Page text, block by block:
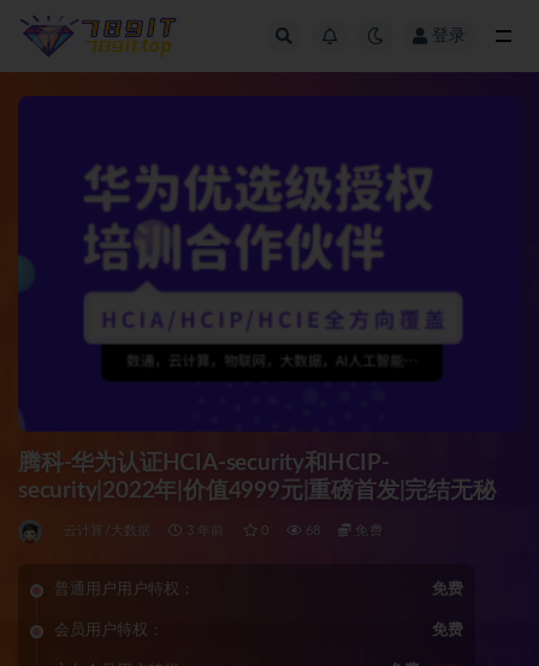
登录
腾科-华为认证HCIA-security和HCIP-
security|2022年|价值4999元|重磅首发|完结无秘
云计算/大数据 3 年前 0 68 免费
普通用户用户特权： 免费
会员用户特权： 免费